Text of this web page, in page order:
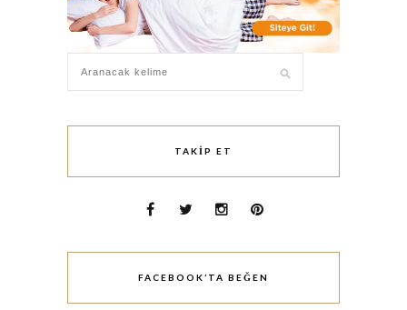
TAKIP ET
FACEBOOK’TA BEĞEN